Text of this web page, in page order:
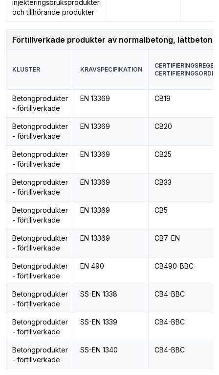
injekteringsbruksprodukter
och tillhörande produkter
Förtillverkade produkter av normalbetong,
KLUSTER KRAVSPECIFIKATION
CERTIFIERINGSREGEL
Betongprodukter
- förtillverkade
EN 13369 CB19
Betongprodukter
- förtillverkade
EN 13369 CB20
Betongprodukter
- förtillverkade
EN 13369 CB25
Betongprodukter
- förtillverkade
EN 13369 CB33
Betongprodukter
- förtillverkade
EN 13369 CB5
Betongprodukter
- förtillverkade
EN 13369 CB7-EN
Betongprodukter
- förtillverkade
EN 490 CB490-BBC
Betongprodukter
- förtillverkade
SS-EN 1338 CB4-BBC
Betongprodukter
- förtillverkade
SS-EN 1339 CB4-BBC
Betongprodukter
- förtillverkade
SS-EN 1340 CB4-BBC